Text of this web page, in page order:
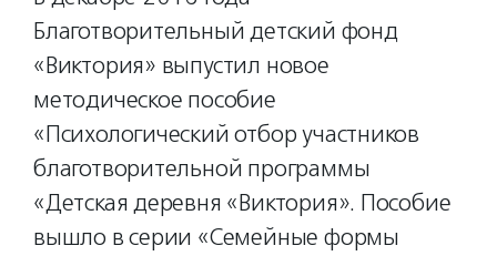
Благотворительный детский фонд
«Виктория» выпустил новое
методическое пособие
«Психологический отбор участников
благотворительной программы
«Детская деревня «Виктория». Пособие
вышло в серии «Семейные формы